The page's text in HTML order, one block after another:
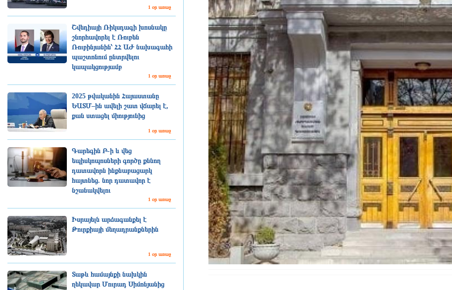
1 օր առաջ
Շվեդիայի Ռիկսդագի խոսնակը
շնորհավորել է Ռուբեն
Ռուբինյանին՝ ՀՀ ԱԺ նախագահի
պաշտոնում ընտրվելու
կապակցությամբ
1 օր առաջ
2025 թվականին Հայաստանը
ԵԱՏՄ–ին ավելի շատ վճարել է,
քան ստացել միությունից
1 օր առաջ
Գարեգին Բ-ի և վեց
եպիսկոպոսների գործը քննող
դատավորն ինքնաբացարկ
հայտնեց. նոր դատավոր է
նշանակվելու
1 օր առաջ
Իսրայելն արձագանքել է
Թուրքիայի մեղադրանքներին
1 օր առաջ
Տաթև համայնքի նախկին
ղեկավար Մուրադ Սիմոնյանից